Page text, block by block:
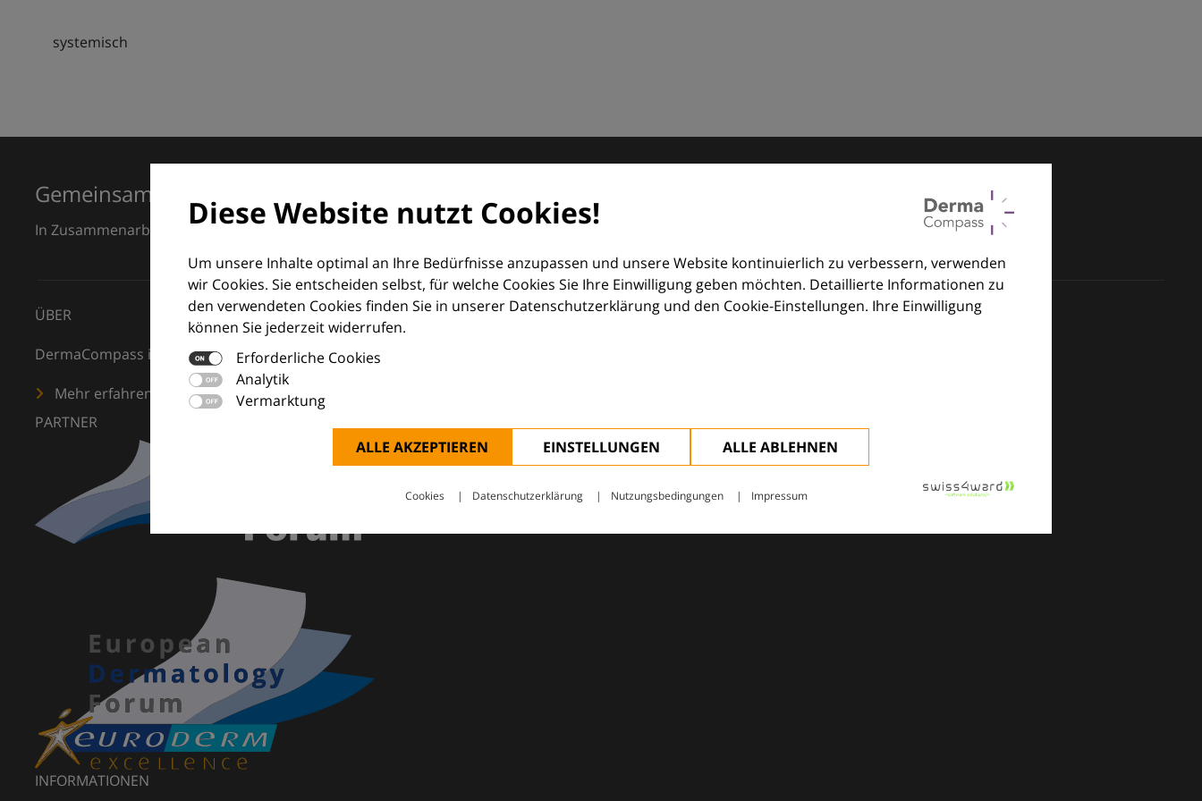
systemisch
Diese Website nutzt Cookies!
Um unsere Inhalte optimal an Ihre Bedürfnisse anzupassen und unsere Website kontinuierlich zu verbessern, verwenden
wir Cookies. Sie entscheiden selbst, für welche Cookies Sie Ihre Einwilligung geben möchten. Detaillierte Informationen zu
den verwendeten Cookies finden Sie in unserer Datenschutzerklärung und den Cookie-Einstellungen. Ihre Einwilligung
können Sie jederzeit widerrufen.
Erforderliche Cookies
Analytik
Vermarktung
ALLE AKZEPTIEREN EINSTELLUNGEN ALLE ABLEHNEN
Cookies Datenschutzerklärung Nutzungsbedingungen Impressum
Gemeinsam für Exzellenz in der Dermatologie
In Zusammenarbeit mit dem European Dermatology Forum (EDF) und Euroderm Excellence
ÜBER
DermaCompass ist Ihr digitaler Kompass für die Dermatologie – mit Wissen, Bildern und praktischen Tools für den klinischen Alltag.
Mehr erfahren
PARTNER
INFORMATIONEN